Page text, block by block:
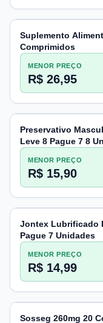
Suplemento
Comprimidos
MENOR PREÇO
R$ 26,95
Preservativo
Leve 8 Pague 7 8
MENOR PREÇO
R$ 15,90
Jontex Lubrificado
Pague 7 Unidades
MENOR PREÇO
R$ 14,99
Sosseg 260mg 20